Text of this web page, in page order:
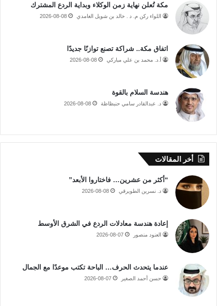
مكة تُعلن نهاية زمن الوكلاء وبداية الردع المشترك
اللواء ركن م. د . خالد بن شويل الغامدي 2026-08-08
اتفاق مكة.. شراكة تصنع توازنًا جديدًا
أ.د. محمد بن علي مباركي 2026-08-08
هندسة السلام بالقوة
د. عبدالقادر سامي حنبظاظة 2026-08-08
أخر المقالات
“أكثر من عشرين… فاختاروا الأبعد”
د. نسرين الطويرقي 2026-08-08
إعادة هندسة معادلات الردع في الشرق الأوسط
العنود منصور 2026-08-07
عندما يتحدث الحرف… الباحة تكتب موعدًا مع الجمال
حسن أحمد الصغير 2026-08-07